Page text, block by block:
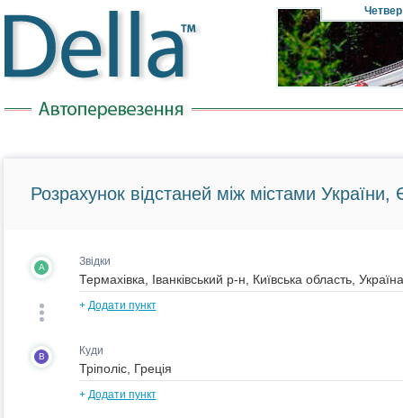
Четвер
Розрахунок відстаней між містами України,
A Звідки
+ Додати пункт
B Куди
+ Додати пункт